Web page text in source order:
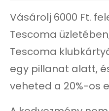
Vásárolj 6000 Ft.
Tescoma
Tescoma
egy pillanat alatt,
veheted a 20%-os